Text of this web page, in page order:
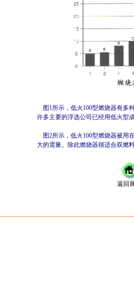
图1所示，低火100型燃烧器有多
许多主要的浮选公司已经用低火型
图2所示，低火100型燃烧器被用
大的需量。除此燃烧器很适合双燃
返回